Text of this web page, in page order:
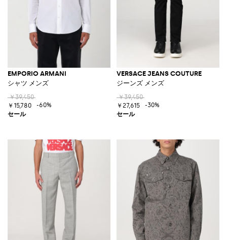
EMPORIO ARMANI
シャツ メンズ
￥39,450
￥15,780
-60%
VERSACE JEANS COUTURE
ジーンズ メンズ
￥39,450
￥27,615
-30%